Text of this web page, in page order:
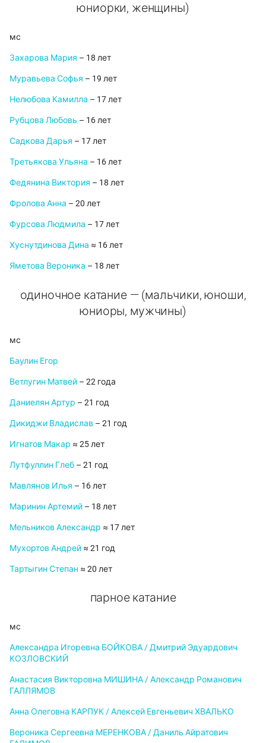
юниорки, женщины)
мс
Захарова Мария – 18 лет
Муравьева Софья – 19 лет
Нелюбова Камилла – 17 лет
Рубцова Любовь – 16 лет
Садкова Дарья – 17 лет
Третьякова Ульяна – 16 лет
Федянина Виктория – 18 лет
Фролова Анна – 20 лет
Фурсова Людмила – 17 лет
Хуснутдинова Дина ≈ 16 лет
Яметова Вероника – 18 лет
одиночное катание — (мальчики, юноши,
юниоры, мужчины)
мс
Баулин Егор
Ветлугин Матвей – 22 года
Даниелян Артур – 21 год
Дикиджи Владислав – 21 год
Игнатов Макар ≈ 25 лет
Лутфуллин Глеб – 21 год
Мавлянов Илья – 16 лет
Маринин Артемий – 18 лет
Мельников Александр ≈ 17 лет
Мухортов Андрей ≈ 21 год
Тартыгин Степан ≈ 20 лет
парное катание
мс
Александра Игоревна БОЙКОВА / Дмитрий Эдуардович
КОЗЛОВСКИЙ
Анастасия Викторовна МИШИНА / Александр Романович
ГАЛЛЯМОВ
Анна Олеговна КАРПУК / Алексей Евгеньевич ХВАЛЬКО
Вероника Сергеевна МЕРЕНКОВА / Даниль Айратович